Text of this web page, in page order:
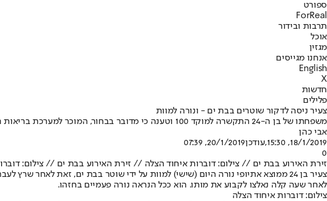
ספורט
ForReal
תרבות ובידור
אוכל
מגזין
אנחנו מגייסים
English
X
חדשות
פלילים
צעיר ניסה לדקור שוטרים בבת ים - ונורה למוות
משפחתו של בן ה-24 התקשרה למוקד 100 וטענה כי מדובר בבחור, המוכר למערכת בריאות הנפש, שברח מהבית עם סכין • הוא רץ לעבר השוטרים שהיו במקום • אחד מהם ירה ופגע בחשוד • במח"ש פתחו בחקירת האירוע
אבי כהן
18/1/2019, 15:30
,עודכן20/1/2019, 07:39
0
זירת האירוע בבת ים // צילום: דוברות איחוד הצלה // זירת האירוע בבת ים // צילום:
צעיר בן 24 ממוצא אתיופי נורה היום (שישי) למוות על ידי שוטר בבת ים, זאת לאחר
לאחר שעה קלה נאלצו לקבוע את מותו. הוא ככל הנראה נורה פעמיים בחזהו.
צילום: דוברות איחוד הצלה